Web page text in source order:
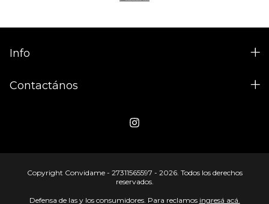
Info
Contactános
Copyright Convidame - 27311565597 - 2026. Todos los derechos
reservados.
Defensa de las y los consumidores. Para reclamos ingresá acá.